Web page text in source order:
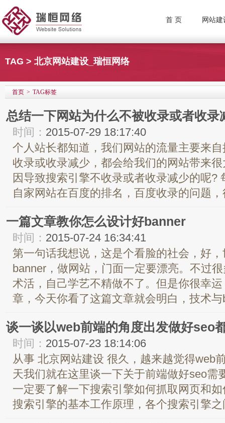
首 页 网站建
TAG > 北京网站建设_瑞恒网络
首页 > TAG标签
总结一下网站为什么不被收录或者收录
时间： 2015-07-29 18:17:40
个人站长都知道，我们网站的流量主要来
收录或收录减少，都会给我们的网站带来
因导致搜索引擎不收录或者收录减少的呢?
自家网站在百度的排名，百度收录的问题
一篇文章教你怎么设计好banner
时间： 2015-07-24 16:34:41
第一句话我想说，这是个看脸的社会，好
banner，做网站，门面一定要漂亮。不过
术活，自己学艺不精做不了。但是你很幸
章，今天你看了这篇文章就会明白，技术
谈一谈以web前端的角度出发做好seo
时间： 2015-07-23 18:14:06
从事 北京网站建设 很久，越来越觉得web
天我们就在这里谈一下关于前端做好seo需
一定要了解一下搜索引擎如何抓取网页和
搜索引擎的基本工作原理，各个搜索引擎